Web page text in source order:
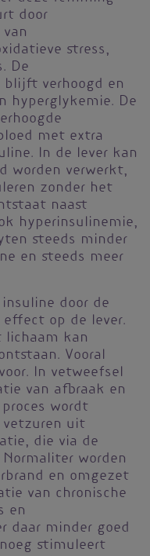
door
stress,
De
blijft verhoogd en
hyperglykemie. De
met extra
In de lever kan
worden verwerkt,
zonder het
naast
hyperinsulinemie,
steeds minder
en steeds meer
door de
op de lever.
lichaam kan
Vooral
In vetweefsel
van afbraak en
wordt
vetzuren uit
die via de
worden
en omgezet
van chronische
en
daar minder goed
stimuleert